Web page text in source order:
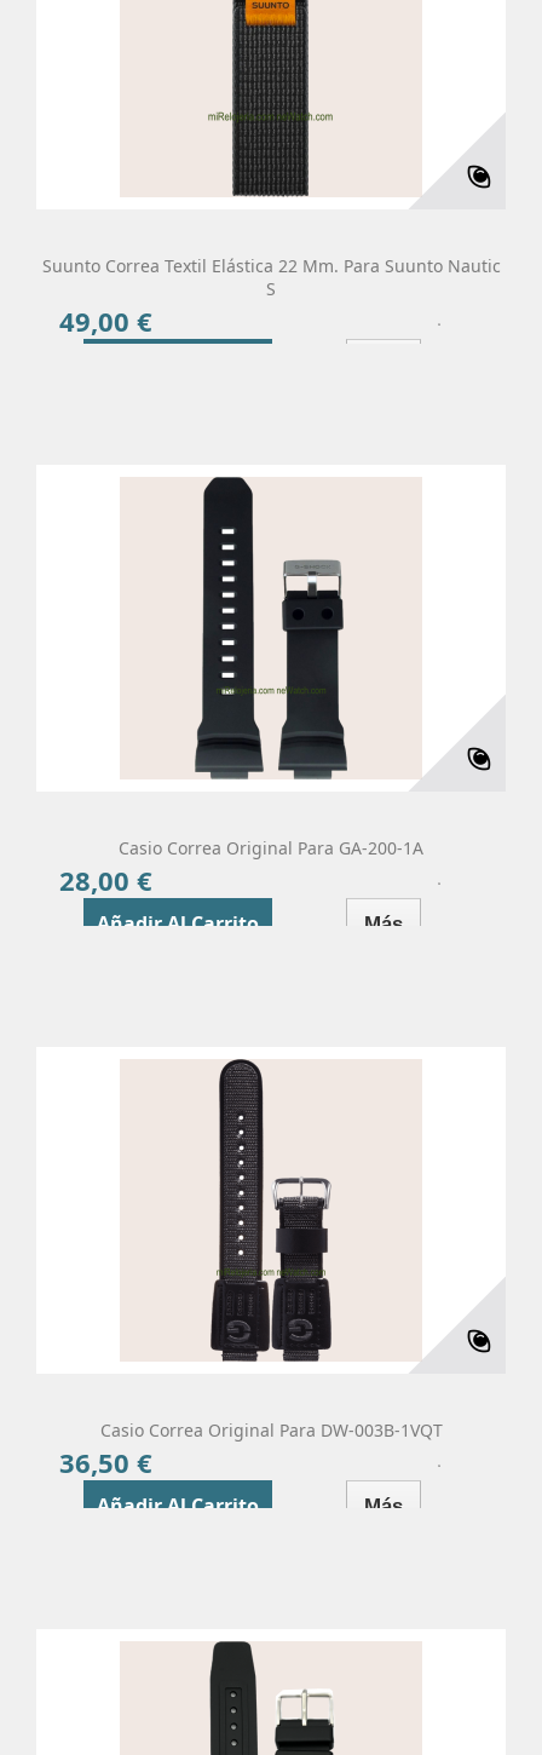
Suunto Correa Textil Elástica 22 Mm. Para Suunto Nautic
S
49,00 €
Casio Correa Original Para GA-200-1A
28,00 €
Añadir Al Carrito Más
Casio Correa Original Para DW-003B-1VQT
36,50 €
Añadir Al Carrito Más